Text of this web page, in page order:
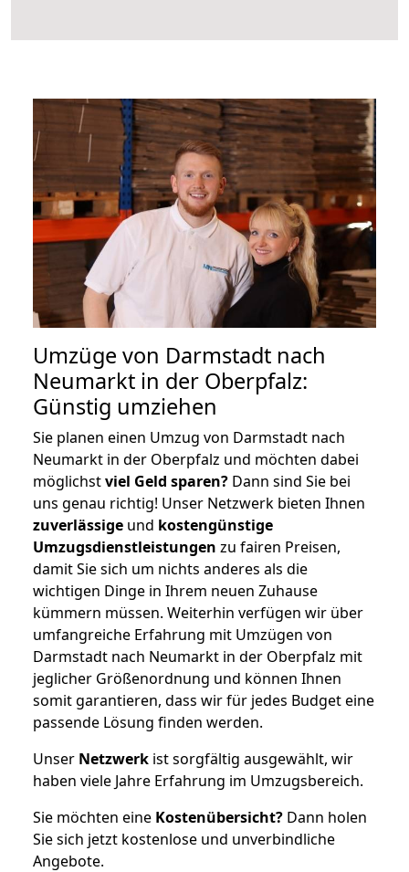
Umzüge von Darmstadt nach
Neumarkt in der Oberpfalz:
Günstig umziehen
Sie planen einen Umzug von Darmstadt nach
Neumarkt in der Oberpfalz und möchten dabei
möglichstviel Geld sparen? Dann sind Sie bei
uns genau richtig! Unser Netzwerk bieten Ihnen
zuverlässige und kostengünstige
Umzugsdienstleistungen zu fairen Preisen,
damit Sie sich um nichts anderes als die
wichtigen Dinge in Ihrem neuen Zuhause
kümmern müssen. Weiterhin verfügen wir über
umfangreiche Erfahrung mit Umzügen von
Darmstadt nach Neumarkt in der Oberpfalz mit
jeglicher Größenordnung und können Ihnen
somit garantieren, dass wir für jedes Budget eine
passende Lösung finden werden.
Unser Netzwerk ist sorgfältig ausgewählt, wir
haben viele Jahre Erfahrung im Umzugsbereich.
Sie möchten eine Kostenübersicht? Dann holen
Sie sich jetzt kostenlose und unverbindliche
Angebote.